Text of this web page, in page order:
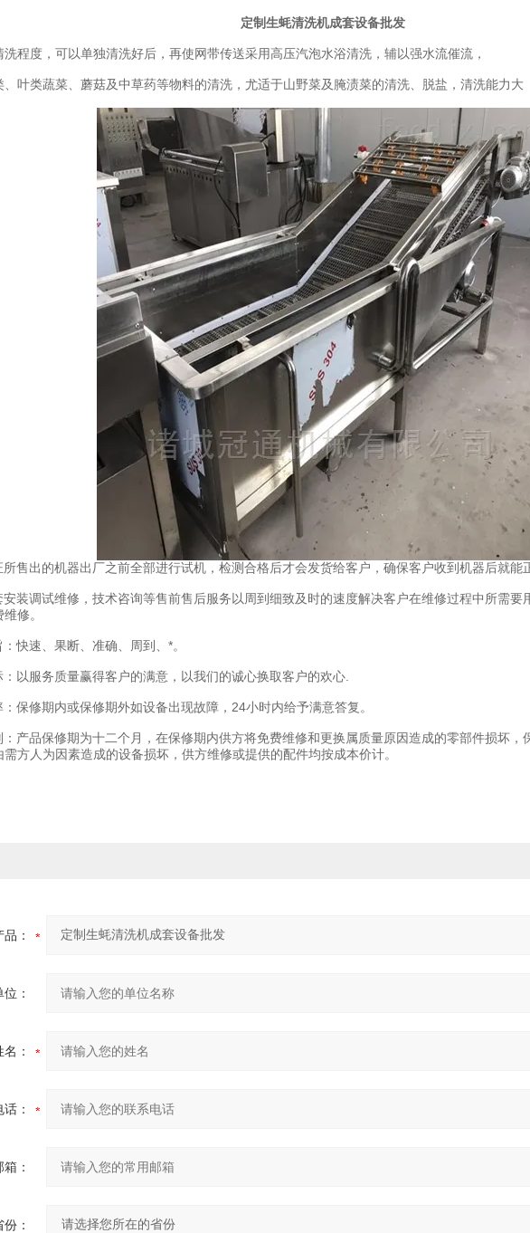
定制生蚝清洗机成套设备批发
度，可以单独清洗好后，再使网带传送采用高压汽泡水浴清洗，辅以强水流催流，
类蔬菜、蘑菇及中草药等物料的清洗，尤适于山野菜及腌渍菜的清洗、脱盐，清洗能力大
出的机器出厂之前全部进行试机，检测合格后才会发货给客户，确保客户收到机器后就能
调试维修，技术咨询等售前售后服务以周到细致及时的速度解决客户在维修过程中所需要
修。
速、果断、准确、周到、*。
服务质量赢得客户的满意，以我们的诚心换取客户的欢心.
修期内或保修期外如设备出现故障，24小时内给予满意答复。
品保修期为十二个月，在保修期内供方将免费维修和更换属质量原因造成的零部件损坏，
需方人为因素造成的设备损坏，供方维修或提供的配件均按成本价计。
品：
：
：
：
：
份：